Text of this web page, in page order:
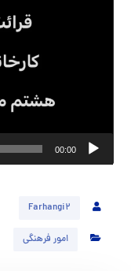
00:00
Farhangi2
امور فرهنگی